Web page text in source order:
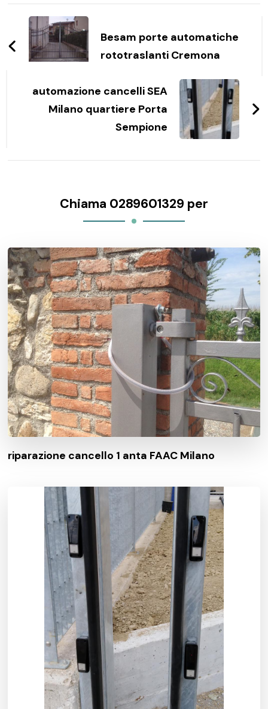
Navigazione
articoli
Besam porte automatiche
rototraslanti Cremona
automazione cancelli SEA
Milano quartiere Porta
Sempione
Chiama 0289601329 per
riparazione cancello 1 anta FAAC Milano